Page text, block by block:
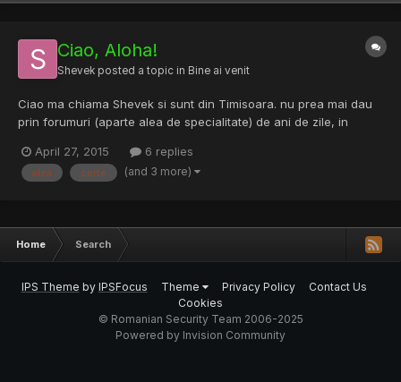
Ciao, Aloha!
Shevek posted a topic in Bine ai venit
Ciao ma chiama Shevek si sunt din Timisoara. nu prea mai dau
prin forumuri (aparte alea de specialitate) de ani de zile, in
injure si nu colaboreaza deloc. Sa nu ma injurati ca nu am
accente in tastiera si nu scriu perfect in romaneste...
April 27, 2015 6 replies
alea certe (and 3 more)
Home Search
IPS Theme by IPSFocus Theme Privacy Policy
Contact Us
Cookies
© Romanian Security Team 2006-2025
Powered by Invision Community